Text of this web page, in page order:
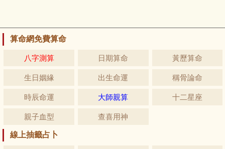
算命網免費算命
八字測算 日期算命 黃歷算命
生日姻緣 出生命運 稱骨論命
時辰命運 大師親算 十二星座
親子血型 查喜用神
線上抽籤占卜